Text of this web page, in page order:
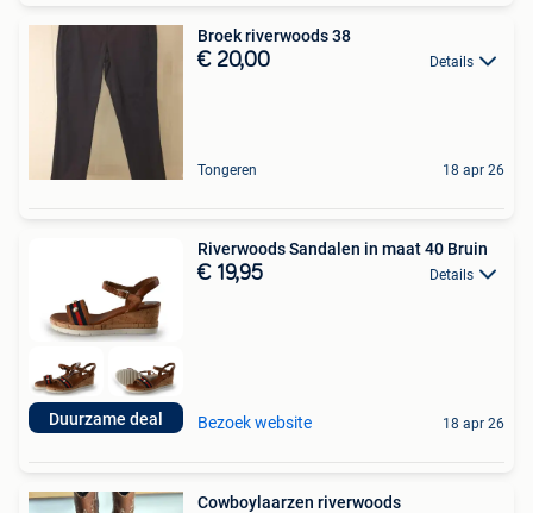
Broek riverwoods 38
€ 20,00 Details
Tongeren 18 apr 26
Duurzame deal
Riverwoods Sandalen in maat 40 Bruin
€ 19,95 Details
Bezoek website 18 apr 26
Cowboylaarzen riverwoods